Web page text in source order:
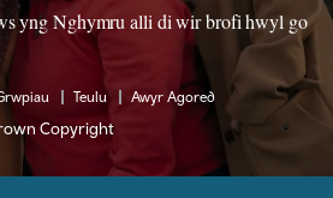
yng Nghymru alli di wir brofi hwyl go
Teulu Awyr Agored
Copyright